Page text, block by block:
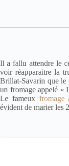
Il a fallu attendre le
voir réapparaitre la
Brillat-Savarin que le
un fromage appelé «
Le fameux fromage
évident de marier les